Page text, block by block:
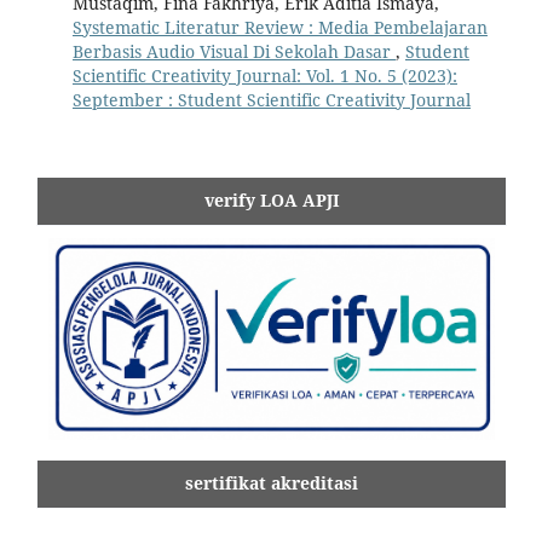
Systematic Literatur Review : Media Pembelajaran
Berbasis Audio Visual Di Sekolah Dasar , Student
Scientific Creativity Journal: Vol. 1 No. 5 (2023):
September : Student Scientific Creativity Journal
verify LOA APJI
sertifikat akreditasi